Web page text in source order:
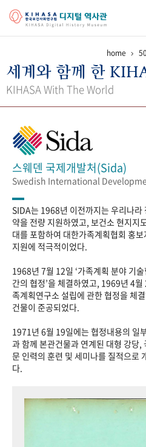
걸어온 길 기관 변천사 역대
정책과 연구 키워드로 보는 연구
간행물 변천사
기록물 아카이브
사진 아카이브 문서 기록물
성과 50선 숫자로 보는 50년
세계와 함께 한 KIHASA
VR 역사관
home 50
세계와 함께 한
KIHASA With The World
스웨덴 국제개발처(Sida)
Swedish International
SIDA는 1968년 이전까지는 우리나라
약을 전량 지원하였고, 보건소 현지지
대를 포함하여 대한가족계획협회 홍
지원에 적극적이었다.
1968년 7월 12일 ‘가족계획 분야 기
간의 협정’을 체결하였고, 1969년 4
족계획연구소 설립에 관한 협정을 체
건물이 준공되었다.
1971년 6월 19일에는 협정내용의 일
과 함께 본관건물과 연계된 대형 강당,
문 인력의 훈련 및 세미나를 질적으로
다.